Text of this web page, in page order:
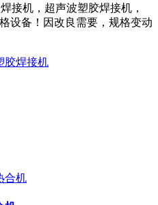
接机，超声波塑胶焊接机，
设备！因改良需要，规格变动
胶焊接机